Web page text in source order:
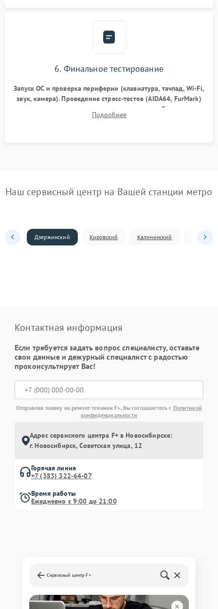
6. Финальное тестирование
Запуск ОС и проверка периферии (клавиатура, тачпад, Wi-Fi,
звук, камера). Проведение стресс-тестов (AIDA64, FurMark)
для контроля температурного режима и стабильности
системы под пиковой нагрузкой.
Подробнее
Наш сервисный центр на Вашей станции метро
Дзержинский Кировский Калининский
Контактная информация
Если требуется задать вопрос специалисту, оставьте
свои данные и дежурный специалист с радостью
проконсультирует Вас!
Отправляя заявку на ремонт техники F+, Вы соглашаетесь с Политикой
конфиденциальности
Адрес сервисного центра F+ в Новосибирске:
г. Новосибирск, Советская улица, 12
Горячая линия
+7 (383) 322-64-07
Время работы
Ежедневно с 9:00 до 21:00
Сервисный центр F+